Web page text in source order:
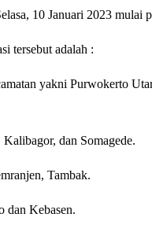
10 Januari 2023 mulai
tersebut adalah :
yakni Purwokerto
dan Somagede.
Tambak.
dan Kebasen.